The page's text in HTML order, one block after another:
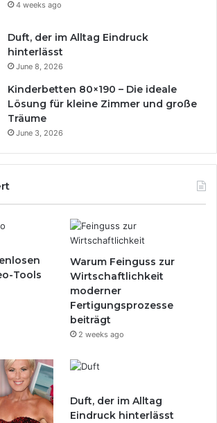
4 weeks ago
Duft, der im Alltag Eindruck
hinterlässt
June 8, 2026
Kinderbetten 80×190 – Die ideale
Lösung für kleine Zimmer und große
Träume
June 3, 2026
Tools
Warum Feinguss zur
Wirtschaftlichkeit
moderner
Fertigungsprozesse
beiträgt
2 weeks ago
Duft, der im Alltag
Eindruck hinterlässt